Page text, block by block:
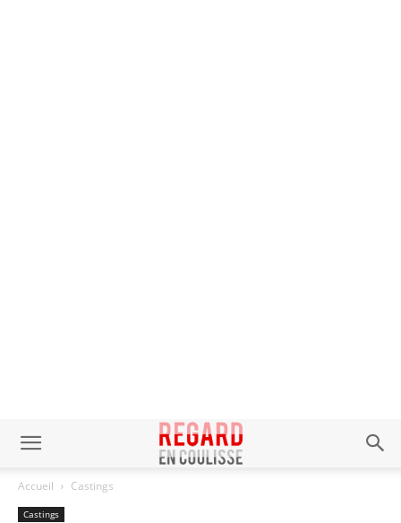
Accueil Castings
Castings